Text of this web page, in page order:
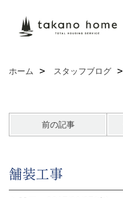
ホーム スタッフブログ
前の記事
舗装工事